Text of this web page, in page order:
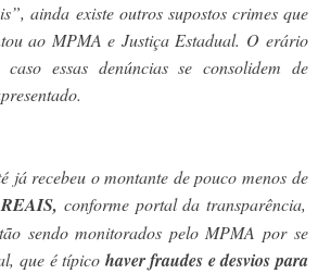
ainda existe outros supostos crimes que
ao MPMA e Justiça Estadual. O erário
caso essas denúncias se consolidem de
já recebeu o montante de pouco menos de
conforme portal da transparência,
sendo monitorados pelo MPMA por se
que é típico haver fraudes e desvios para